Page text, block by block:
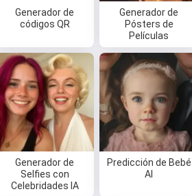
Generador de
códigos QR
Generador de
Pósters de
Películas
Generador de
Selfies con
Celebridades IA
Predicción de Bebé
AI